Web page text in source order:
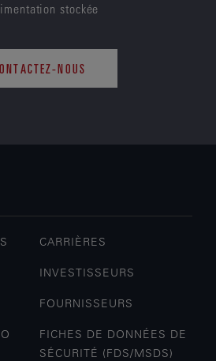
stockée
NOUS
CARRIÈRES
INVESTISSEURS
FOURNISSEURS
FICHES DE DONNÉES DE
SÉCURITÉ (FDS/MSDS)